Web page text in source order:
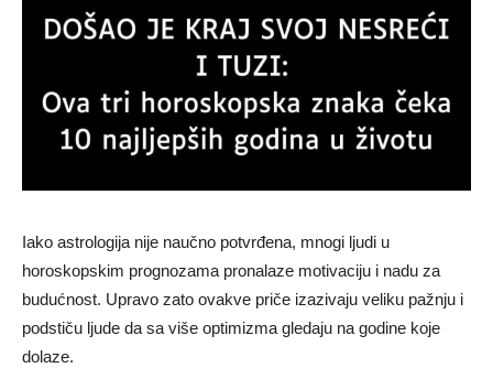
Iako astrologija nije naučno potvrđena, mnogi ljudi u
horoskopskim prognozama pronalaze motivaciju i nadu za
budućnost. Upravo zato ovakve priče izazivaju veliku pažnju i
podstiču ljude da sa više optimizma gledaju na godine koje
dolaze.